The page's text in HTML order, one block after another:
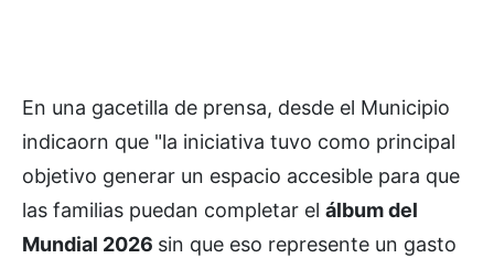
En una gacetilla de prensa, desde el Municipio
indicaorn que "la iniciativa tuvo como principal
objetivo generar un espacio accesible para que
las familias puedan completar el álbum del
Mundial 2026 sin que eso represente un gasto